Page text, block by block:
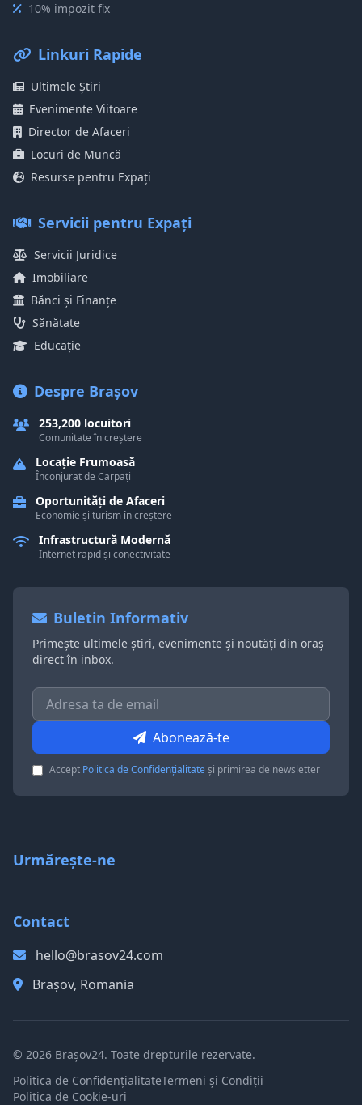
10% impozit fix
Linkuri Rapide
Ultimele Știri
Evenimente Viitoare
Director de Afaceri
Locuri de Muncă
Resurse pentru Expați
Servicii pentru Expați
Servicii Juridice
Imobiliare
Bănci și Finanțe
Sănătate
Educație
Despre Brașov
253,200 locuitori
Comunitate în creștere
Locație Frumoasă
Înconjurat de Carpați
Oportunități de Afaceri
Economie și turism în creștere
Infrastructură Modernă
Internet rapid și conectivitate
Buletin Informativ
Primește ultimele știri, evenimente și noutăți din oraș
direct în inbox.
Abonează-te
Accept Politica de Confidențialitateși primirea de newsletter
Urmărește-ne
Contact
hello@brasov24.com
Brașov, Romania
© 2026 Brașov24. Toate drepturile rezervate.
Politica de ConfidențialitateTermeni și Condiții
Politica de Cookie-uri